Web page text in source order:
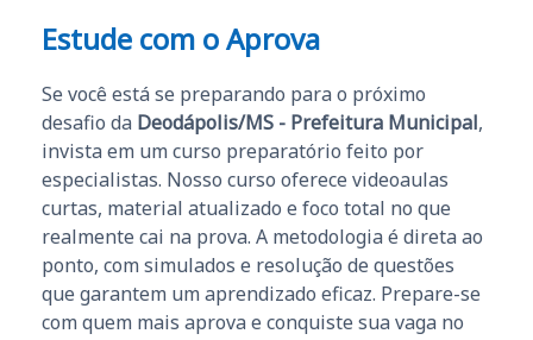
Estude com o Aprova
Se você está se preparando para o próximo
desafio da Deodápolis/MS - Prefeitura Municipal,
invista em um curso preparatório feito por
especialistas. Nosso curso oferece videoaulas
curtas, material atualizado e foco total no que
realmente cai na prova. A metodologia é direta ao
ponto, com simulados e resolução de questões
que garantem um aprendizado eficaz. Prepare-se
com quem mais aprova e conquiste sua vaga no